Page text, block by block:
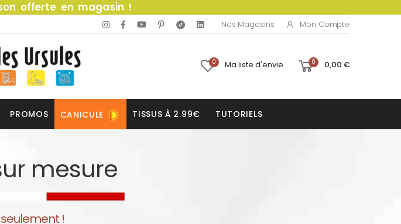
offerte en magasin !
Nos Magasins Mon Compte
0 Ma liste d'envie 0 0,00 €
PROMOS CANICULE TISSUS À 2.99€ TUTORIELS
mesure
seulement !